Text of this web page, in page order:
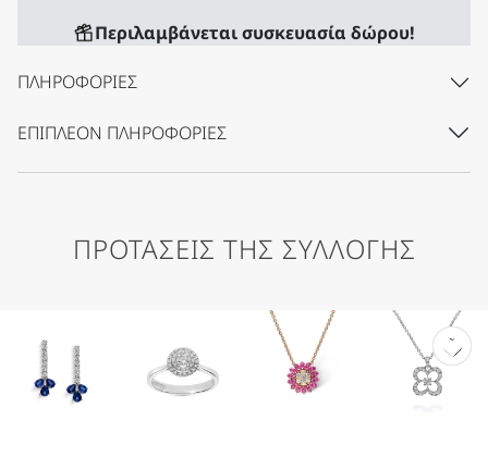
Περιλαμβάνεται συσκευασία δώρου!
ΠΛΗΡΟΦΟΡΊΕΣ
ΕΠΙΠΛΈΟΝ ΠΛΗΡΟΦΟΡΊΕΣ
ΠΡΟΤΑΣΕΙΣ ΤΗΣ ΣΥΛΛΟΓΗΣ